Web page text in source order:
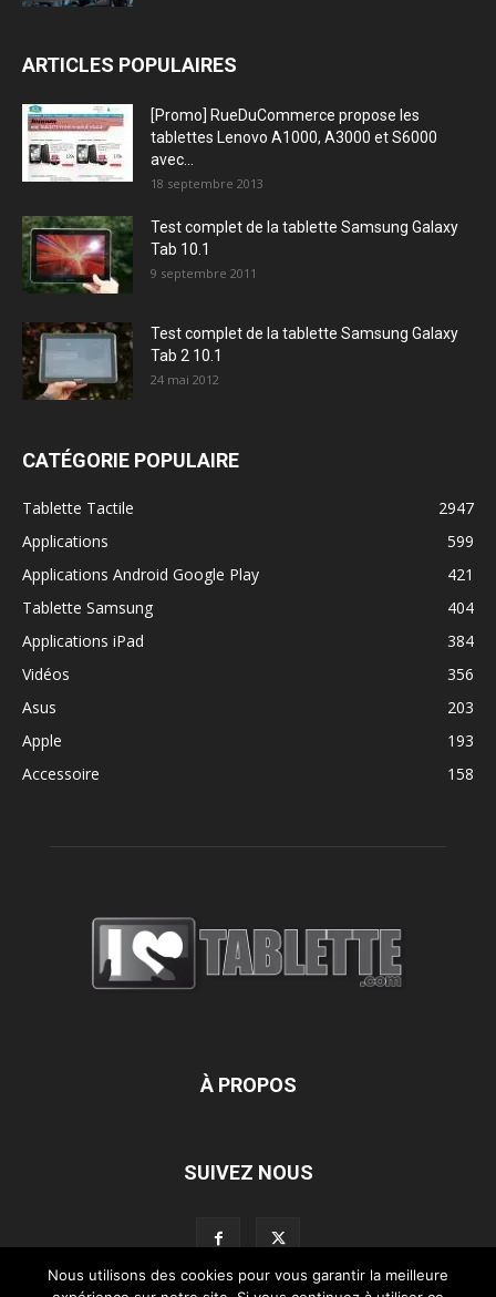
ARTICLES POPULAIRES
[Promo] RueDuCommerce propose les
tablettes Lenovo A1000, A3000 et S6000
avec...
18 septembre 2013
Test complet de la tablette Samsung Galaxy
Tab 10.1
9 septembre 2011
Test complet de la tablette Samsung Galaxy
Tab 2 10.1
24 mai 2012
CATÉGORIE POPULAIRE
Tablette Tactile
2947
Applications
599
Applications Android Google Play
421
Tablette Samsung
404
Applications iPad
384
Vidéos
356
Asus
203
Apple
193
Accessoire
158
À PROPOS
SUIVEZ NOUS
Nous utilisons des cookies pour vous garantir la meilleure